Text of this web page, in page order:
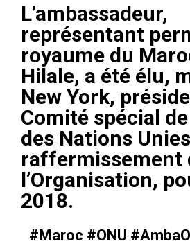
L’ambassadeur,
représentant
royaume du
Hilale, a été élu,
New York,
Comité spécial
des Nations
raffermissement
l’Organisation,
2018.
#Maroc #ONU